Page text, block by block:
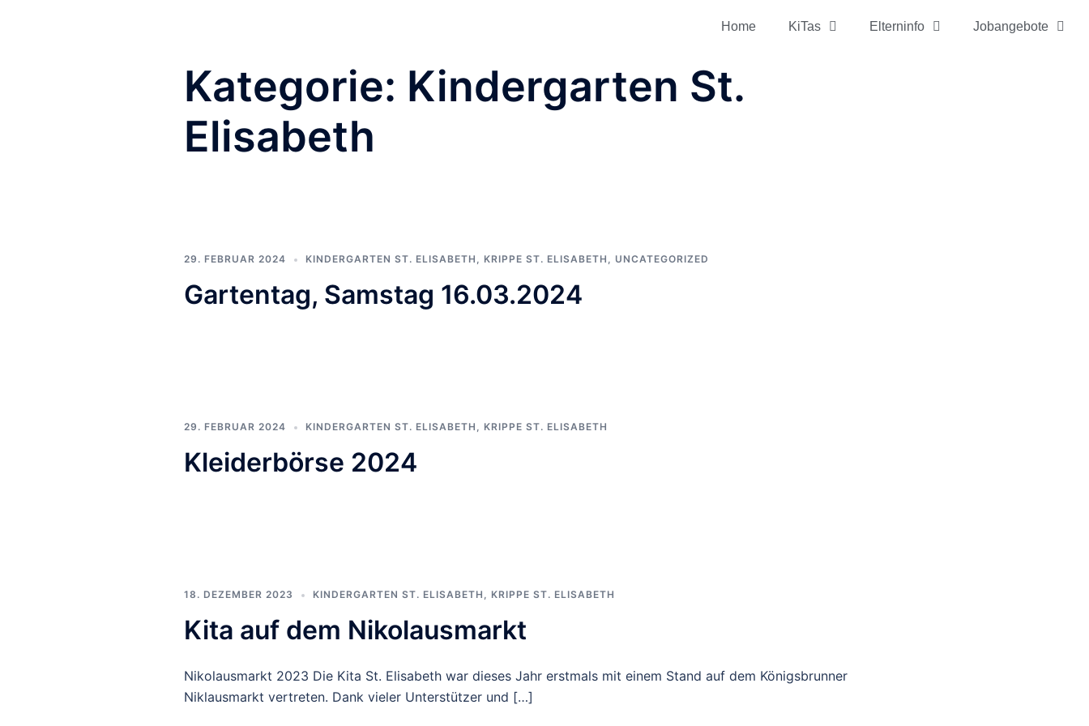
Home KiTas Elterninfo Jobangebote
Kategorie: Kindergarten St.
Elisabeth
29. FEBRUAR 2024 KINDERGARTEN ST. ELISABETH , KRIPPE ST. ELISABETH , UNCATEGORIZED
Gartentag, Samstag 16.03.2024
29. FEBRUAR 2024 KINDERGARTEN ST. ELISABETH , KRIPPE ST. ELISABETH
Kleiderbörse 2024
18. DEZEMBER 2023 KINDERGARTEN ST. ELISABETH , KRIPPE ST. ELISABETH
Kita auf dem Nikolausmarkt
Nikolausmarkt 2023 Die Kita St. Elisabeth war dieses Jahr erstmals mit einem Stand auf dem Königsbrunner
Niklausmarkt vertreten. Dank vieler Unterstützer und […]